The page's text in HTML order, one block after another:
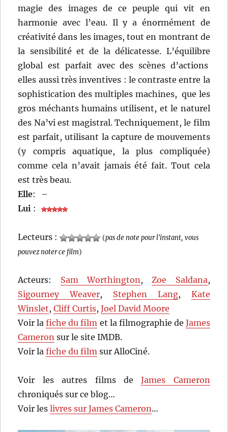
magie des images de ce peuple qui vit en
harmonie avec l’eau. Il y a énormément de
créativité dans les images, tout en montrant de
la sensibilité et de la délicatesse. L’équilibre
global est parfait avec des scènes d’actions
elles aussi très inventives : le contraste entre la
sophistication des multiples machines, que les
gros méchants humains utilisent, et le naturel
des Na’vi est magistral. Techniquement, le film
est parfait, utilisant la capture de mouvements
(y compris aquatique, la plus compliquée)
comme cela n’avait jamais été fait. Tout cela
est très beau.
Elle:
–
Lui :
Lecteurs : (pas de note pour l'instant, vous
pouvez noter ce film)
Acteurs: Sam Worthington,Zoe Saldana,
Sigourney Weaver, Stephen Lang, Kate
Winslet,Cliff Curtis,Joel David Moore
Voir lafiche du film et la filmographie de James
Cameron sur le site IMDB.
Voir lafiche du film sur AlloCiné.
Voir les autres films deJames Cameron
chroniqués sur ce blog…
Voir leslivres sur James Cameron…